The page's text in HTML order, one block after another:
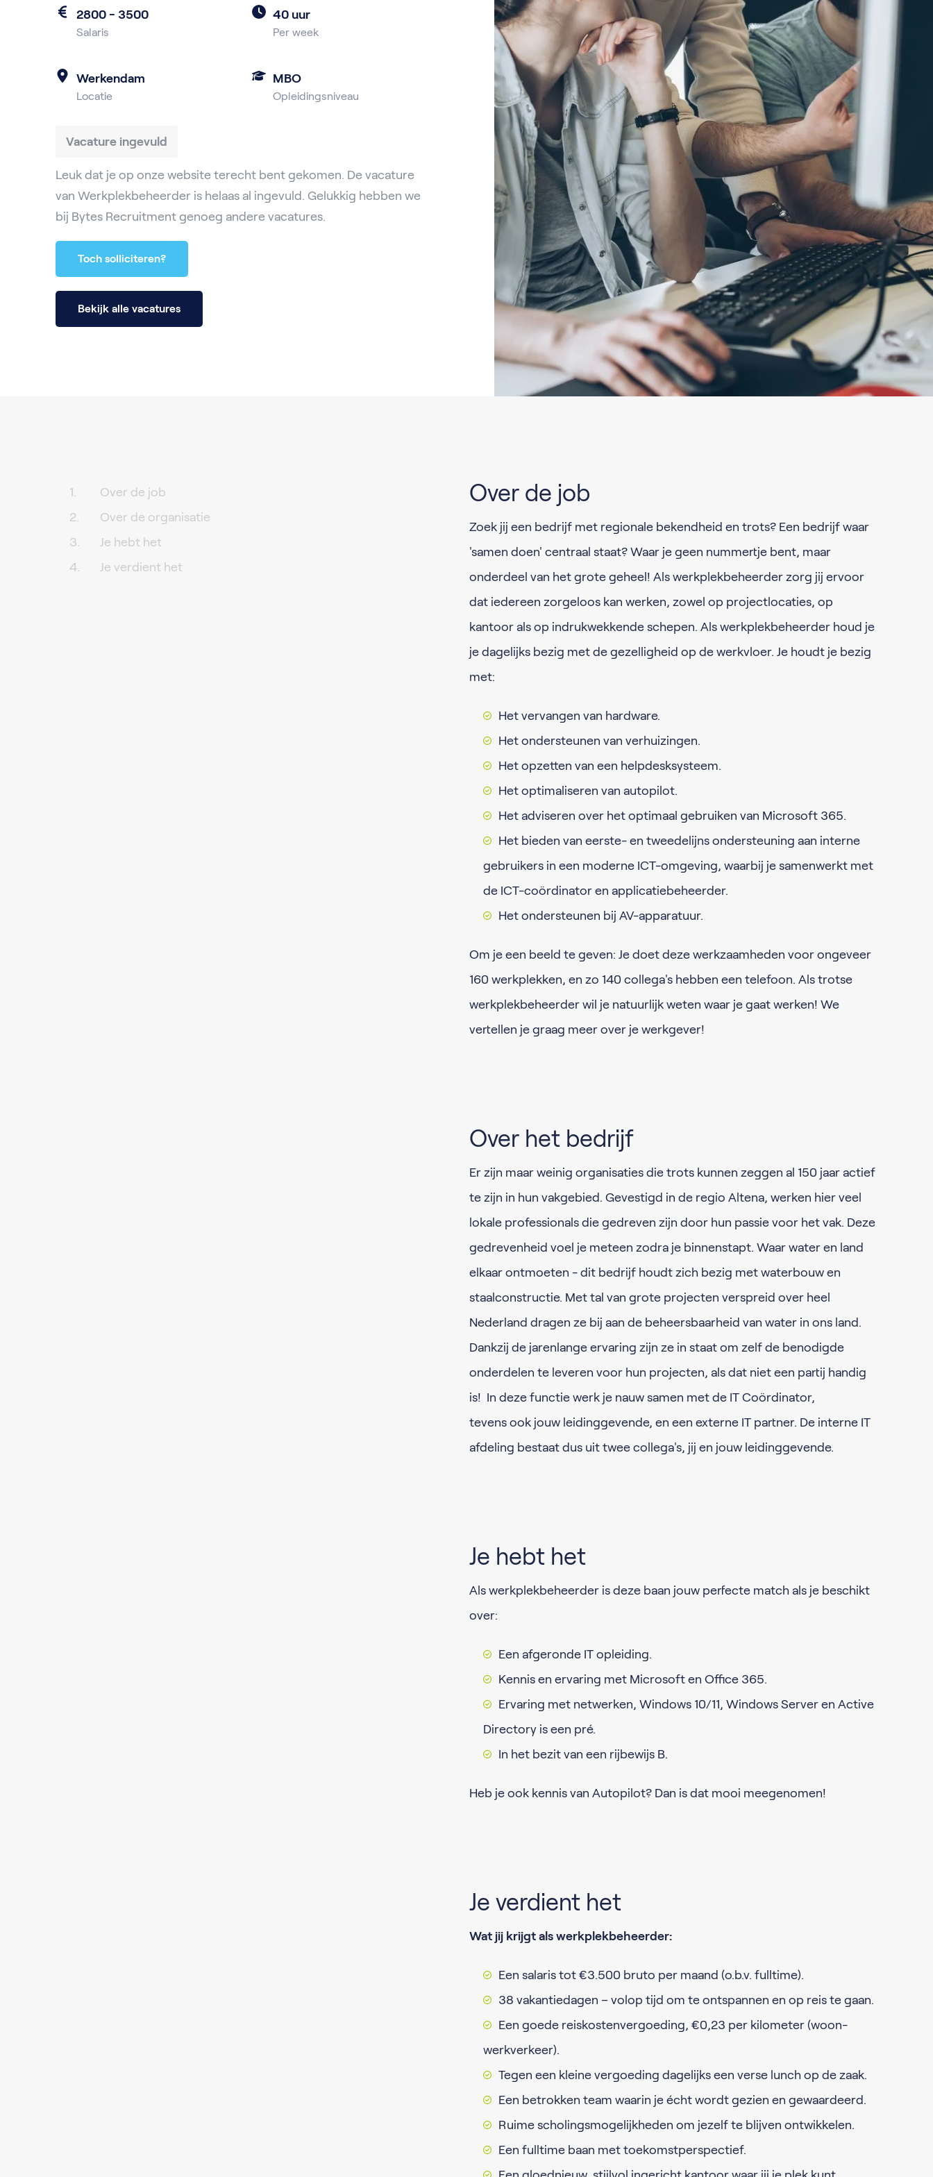
2800 - 3500
Salaris
40 uur
Per week
Werkendam
Locatie
MBO
Opleidingsniveau
Vacature ingevuld
Leuk dat je op onze website terecht bent gekomen. De vacature
van Werkplekbeheerder is helaas al ingevuld. Gelukkig hebben we
bij Bytes Recruitment genoeg andere vacatures.
Toch solliciteren?
Bekijk alle vacatures
Over de job
Over de organisatie
Je hebt het
Je verdient het
Over de job
Zoek jij een bedrijf met regionale bekendheid en trots? Een bedrijf waar
'samen doen' centraal staat? Waar je geen nummertje bent, maar
onderdeel van het grote geheel! Als werkplekbeheerder zorg jij ervoor
dat iedereen zorgeloos kan werken, zowel op projectlocaties, op
kantoor als op indrukwekkende schepen. Als werkplekbeheerder houd je
je dagelijks bezig met de gezelligheid op de werkvloer. Je houdt je bezig
met:​​​​
Het vervangen van hardware.
Het ondersteunen van verhuizingen.
Het opzetten van een helpdesksysteem.
Het optimaliseren van autopilot.
Het adviseren over het optimaal gebruiken van Microsoft 365.
Het bieden van eerste- en tweedelijns ondersteuning aan interne
gebruikers in een moderne ICT-omgeving, waarbij je samenwerkt met
de ICT-coördinator en applicatiebeheerder.
Het ondersteunen bij AV-apparatuur.
Om je een beeld te geven: Je doet deze werkzaamheden voor ongeveer
160 werkplekken, en zo 140 collega's hebben een telefoon. Als trotse
werkplekbeheerder wil je natuurlijk weten waar je gaat werken! We
vertellen je graag meer over je werkgever!
Over het bedrijf
Er zijn maar weinig organisaties die trots kunnen zeggen al 150 jaar actief
te zijn in hun vakgebied. Gevestigd in de regio Altena, werken hier veel
lokale professionals die gedreven zijn door hun passie voor het vak. Deze
gedrevenheid voel je meteen zodra je binnenstapt. Waar water en land
elkaar ontmoeten - dit bedrijf houdt zich bezig met waterbouw en
staalconstructie. Met tal van grote projecten verspreid over heel
Nederland dragen ze bij aan de beheersbaarheid van water in ons land.
Dankzij de jarenlange ervaring zijn ze in staat om zelf de benodigde
onderdelen te leveren voor hun projecten, als dat niet een partij handig
is! In deze functie werk je nauw samen met de IT Coördinator,
tevens ook jouw leidinggevende, en een externe IT partner. De interne IT
afdeling bestaat dus uit twee collega's, jij en jouw leidinggevende.
Je hebt het
Als werkplekbeheerder is deze baan jouw perfecte match als je beschikt
over:
Een afgeronde IT opleiding.
Kennis en ervaring met Microsoft en Office 365.
Ervaring met netwerken, Windows 10/11, Windows Server en Active
Directory is een pré.
In het bezit van een rijbewijs B.
Heb je ook kennis van Autopilot? Dan is dat mooi meegenomen!
Je verdient het
Wat jij krijgt als werkplekbeheerder:
Een salaris tot €3.500 bruto per maand (o.b.v. fulltime).
38 vakantiedagen – volop tijd om te ontspannen en op reis te gaan.
Een goede reiskostenvergoeding, €0,23 per kilometer (woon-
werkverkeer).
Tegen een kleine vergoeding dagelijks een verse lunch op de zaak.
Een betrokken team waarin je écht wordt gezien en gewaardeerd.
Ruime scholingsmogelijkheden om jezelf te blijven ontwikkelen.
Een fulltime baan met toekomstperspectief.